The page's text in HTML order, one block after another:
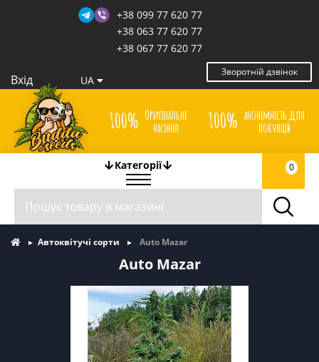
+38 099 77 620 77
+38 063 77 620 77
+38 067 77 620 77
Зворотній дзвінок
Вхід UA
100% Оригінальне
насіння
100% анонімність для
покупців
Категорії 0
Автоквітучі сорти Auto Mazar
Auto Mazar